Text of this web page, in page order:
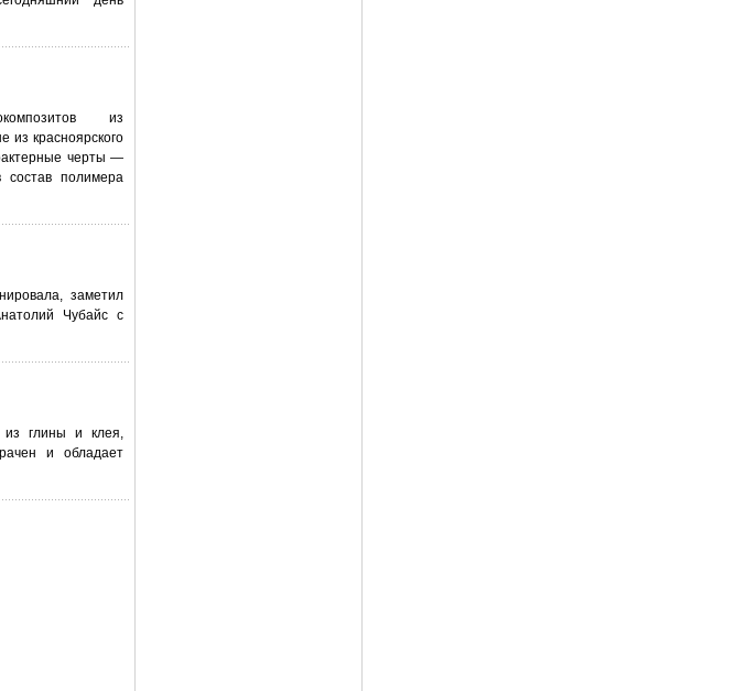
из
из красноярского
черты —
состав полимера
заметил
Чубайс с
из глины и клея,
и обладает